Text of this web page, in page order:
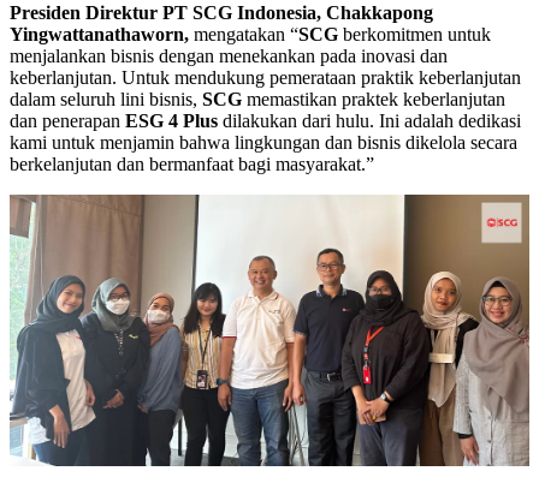
Presiden Direktur PT SCG Indonesia, Chakkapong
Yingwattanathaworn, mengatakan “SCG berkomitmen untuk
menjalankan bisnis dengan menekankan pada inovasi dan
keberlanjutan. Untuk mendukung pemerataan praktik keberlanjutan
dalam seluruh lini bisnis, SCG memastikan praktek keberlanjutan
dan penerapan ESG 4 Plus dilakukan dari hulu. Ini adalah dedikasi
kami untuk menjamin bahwa lingkungan dan bisnis dikelola secara
berkelanjutan dan bermanfaat bagi masyarakat.”